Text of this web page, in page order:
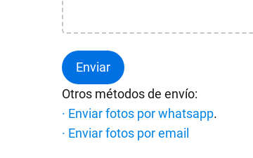
Otros métodos de envío:
· Enviar fotos por whatsapp.
· Enviar fotos por email